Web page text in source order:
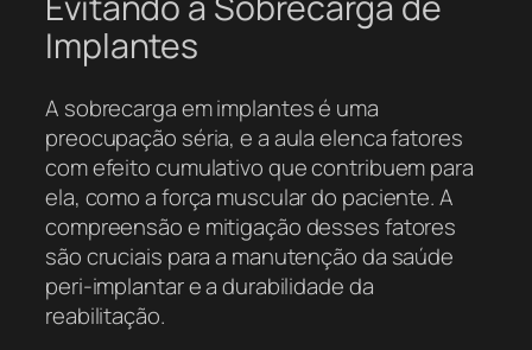
Implantes
A sobrecarga em implantes é uma
preocupação séria, e a aula elenca fatores
com efeito cumulativo que contribuem para
ela, como a força muscular do paciente. A
compreensão e mitigação desses fatores
são cruciais para a manutenção da saúde
peri-implantar e a durabilidade da
reabilitação.